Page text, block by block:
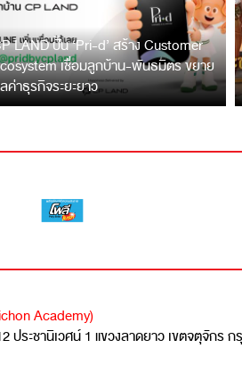
LAND ปั้น ‘Pri-d’ สร้าง Customer
เชื่อมลูกบ้าน-พันธมิตร ขยาย
ค่าธุรกิจระยะยาว
Academy)
ประชานิเวศน์ 1 แขวงลาดยาว เขตจตุจักร